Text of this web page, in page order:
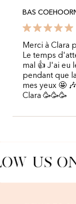
BAS
Merci à Clara
Le temps
mal 👍 J'ai eu
pendant que
mes yeux 🤩
Clara 🥳🥳🥳
US